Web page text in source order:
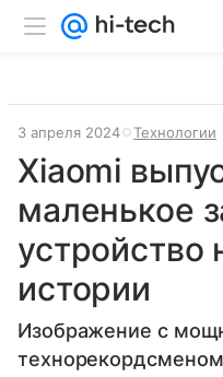
3 апреля 2024 Технологии
Xiaomi
маленькое
устройство
истории
Изображение с